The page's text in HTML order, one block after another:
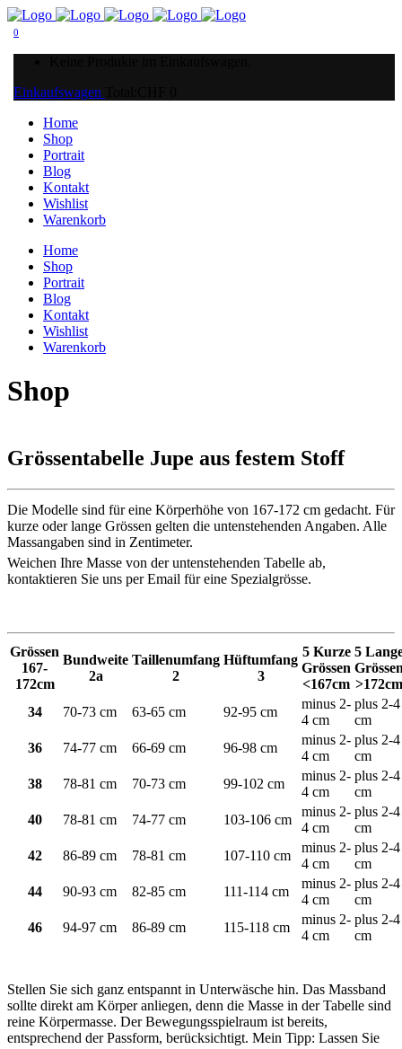
0
Einkaufswagen
Home
Shop
Portrait
Blog
Kontakt
Wishlist
Warenkorb
Home
Shop
Portrait
Blog
Kontakt
Wishlist
Warenkorb
Shop
Grössentabelle Jupe aus festem Stoff
Die Modelle sind für eine Körperhöhe von 167-172 cm gedacht. Für
kurze oder lange Grössen gelten die untenstehenden Angaben. Alle
Massangaben sind in Zentimeter.
Weichen Ihre Masse von der untenstehenden Tabelle ab,
kontaktieren Sie uns per Email für eine Spezialgrösse.
Grössen
167-
172cm
Bundweite
2a
Taillenumfang
2
Hüftumfang
3
5 Kurze
Grössen
<167cm
5
>172cm
34
70-73 cm 63-65 cm 92-95 cm
minus 2-
4 cm
plus 2-4
cm
36
74-77 cm 66-69 cm 96-98 cm
minus 2-
4 cm
plus 2-4
cm
38
78-81 cm 70-73 cm 99-102 cm
minus 2-
4 cm
plus 2-4
cm
40
78-81 cm 74-77 cm 103-106 cm
minus 2-
4 cm
plus 2-4
cm
42
86-89 cm 78-81 cm 107-110 cm
minus 2-
4 cm
plus 2-4
cm
44
90-93 cm 82-85 cm 111-114 cm
minus 2-
4 cm
plus 2-4
cm
46
94-97 cm 86-89 cm 115-118 cm
minus 2-
4 cm
plus 2-4
cm
Stellen Sie sich ganz entspannt in Unterwäsche hin. Das Massband
sollte direkt am Körper anliegen, denn die Masse in der Tabelle sind
reine Körpermasse. Der Bewegungsspielraum ist bereits,
entsprechend der Passform, berücksichtigt. Mein Tipp: Lassen Sie